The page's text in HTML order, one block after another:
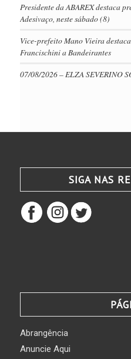
Presidente da ABAREX destaca
Adesivaço, neste sábado (8)
Vice-prefeito Mano Vieira
Francischini a Bandeirantes
07/08/2026 – ELZA SEVERINO
SIGA NAS
Abrangência
Anuncie Aqui